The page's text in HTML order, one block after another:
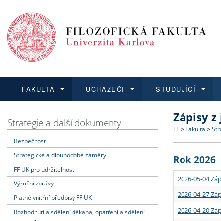
FAKULTA
Dozvědět se více
Struktura
Strategie
Podpora
UCHAZEČI
Podat přihlášku
Co
Učitelské
STUDUJÍCÍ
Dozvědět se více
Rigorózní
Dozvědět se více
O vědě a
Granty a
Dozvědět se více
Aktuální
Strategie a další dokumenty
Bezpečnost
Strategické a dlouhodobé záměry
FF UK pro udržitelnost
Výroční zprávy
Platné vnitřní předpisy FF UK
Rozhodnutí a sdělení děkana, opatření a sdělení
Zápisy
FF > Fakulta >
Rok 2026
2026-05-04
2026-04-27
2026-04-20